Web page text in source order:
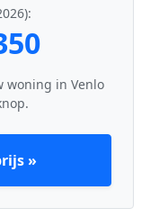
woning in Venlo
»